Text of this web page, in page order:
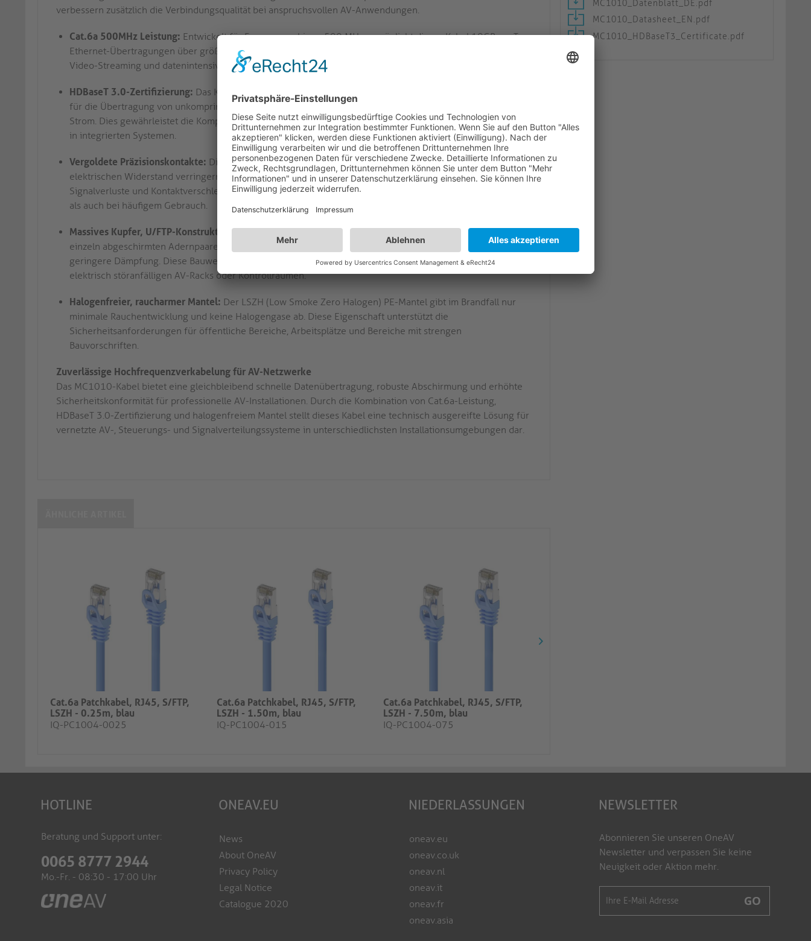
MC1010_Datenblatt_DE.pdf
MC1010_Datasheet_EN.pdf
MC1010_HDBaseT3_Certificate.pdf
verbessern zusätzlich die Verbindungsqualität bei anspruchsvollen AV-Anwendungen.
Cat.6a 500MHz Leistung: Entwickelt für Frequenzen bis zu 500 MHz, ermöglicht dieses Kabel 10GBase-T
Ethernet-Übertragungen über größere Entfernungen. Die hohe Bandbreite eignet sich für AV-over-IP, HD-
Video-Streaming und datenintensive Steuerungssysteme in professionellen Umgebungen.
HDBaseT 3.0-Zertifizierung: Das Kabel ist für HDBaseT 3.0 zertifiziert und erfüllt strenge Anforderungen
für die Übertragung von unkomprimiertem Ultra-High-Definition-Video, Audio, Ethernet, Steuerung und
Strom. Dies gewährleistet die Kompatibilität mit aktueller und zukünftiger HDBaseT-fähiger AV-Hardware
in integrierten Systemen.
Vergoldete Präzisionskontakte: Die RJ45-Steckverbinder verfügen über vergoldete Kontakte, die den
elektrischen Widerstand verringern und die Langzeitzuverlässigkeit erhöhen. Dieses Design minimiert
Signalverluste und Kontaktverschleiß und unterstützt einen stabilen Betrieb sowohl bei Festinstallationen
als auch bei häufigem Gebrauch.
Massives Kupfer, U/FTP-Konstruktion:Durch die Verwendung von AWG23-Massivkupferleitern mit
einzeln abgeschirmten Adernpaaren (U/FTP) erreicht das Kabel eine verbesserte Störfestigkeit und
geringere Dämpfung. Diese Bauweise ist entscheidend für die Aufrechterhaltung der Signalqualität in
elektrisch störanfälligen AV-Racks oder Kontrollräumen.
Halogenfreier, raucharmer Mantel: Der LSZH (Low Smoke Zero Halogen) PE-Mantel gibt im Brandfall nur
minimale Rauchentwicklung und keine Halogengase ab. Diese Eigenschaft unterstützt die
Sicherheitsanforderungen für öffentliche Bereiche, Arbeitsplätze und Bereiche mit strengen
Bauvorschriften.
Zuverlässige Hochfrequenzverkabelung für AV-Netzwerke
Das MC1010-Kabel bietet eine gleichbleibend schnelle Datenübertragung, robuste Abschirmung und erhöhte
Sicherheitskonformität für professionelle AV-Installationen. Durch die Kombination von Cat.6a-Leistung,
HDBaseT 3.0-Zertifizierung und halogenfreiem Mantel stellt dieses Kabel eine technisch ausgereifte Lösung für
vernetzte AV-, Steuerungs- und Signalverteilungssysteme in unterschiedlichsten Installationsumgebungen dar.
Cat.6a Patchkabel, RJ45, S/FTP,
LSZH - 0.25m, blau
IQ-PC1004-0025
Cat.6a Patchkabel, RJ45, S/FTP,
LSZH - 1.50m, blau
IQ-PC1004-015
Cat.6a Patchkabel, RJ45, S/FTP,
LSZH - 7.50m, blau
IQ-PC1004-075
HOTLINE
Beratung und Support unter:
0065 8777 2944
Mo.-Fr. - 08:30 - 17:00 Uhr
ONEAV.EU
News
About OneAV
Privacy Policy
Legal Notice
Catalogue 2020
NIEDERLASSUNGEN
oneav.eu
oneav.co.uk
oneav.nl
oneav.it
oneav.fr
oneav.asia
NEWSLETTER
Abonnieren Sie unseren OneAV
Newsletter und verpassen Sie keine
Neuigkeit oder Aktion mehr.